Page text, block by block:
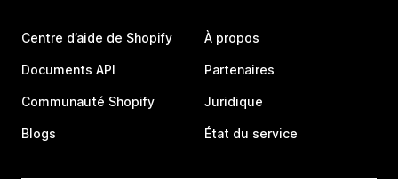
Centre d’aide de Shopify
Documents API
Communauté Shopify
Blogs
À propos
Partenaires
Juridique
État du service